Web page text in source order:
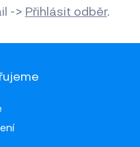
-> Přihlásit odběr.